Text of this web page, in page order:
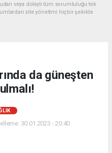
veya dolaylı tüm sorumluluğu tek
site yönetimi hiçbir şekilde
da güneşten
30.01.2023 - 20:40